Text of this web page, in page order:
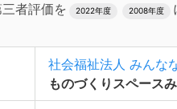
者評価を 2022年度 2008年度
社会福祉法人 みんな
ものづくりスペース